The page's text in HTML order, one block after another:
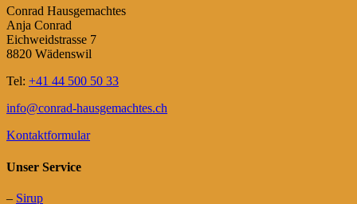
Conrad Hausgemachtes
Anja Conrad
Eichweidstrasse 7
8820 Wädenswil
Tel: +41 44 500 50 33
info@conrad-hausgemachtes.ch
Kontaktformular
Unser Service
– Sirup